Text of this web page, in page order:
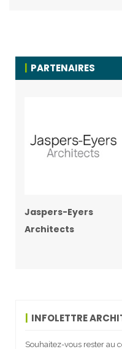
PARTENAIRES
Jaspers-Eyers
Architects
INFOLETTRE
Souhaitez-vous rester au